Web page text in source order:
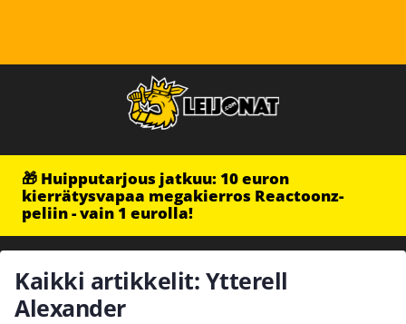
🎁 Huipputarjous jatkuu: 10 euron
kierrätysvapaa megakierros Reactoonz-
peliin - vain 1 eurolla!
Kaikki artikkelit: Ytterell
Alexander